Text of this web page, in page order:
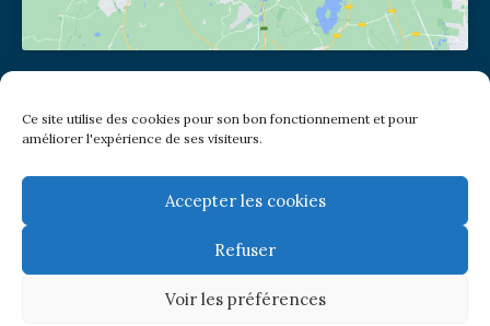
Ce site utilise des cookies pour son bon fonctionnement et pour
améliorer l'expérience de ses visiteurs.
Accepter les cookies
Refuser
Voir les préférences
(pas de courrier à cette adresse)
2 place Jules Joffrin - 75018
Metro: Jules Joffrin ou Simplon
Bus : Mairie du XVIII
Newsletter